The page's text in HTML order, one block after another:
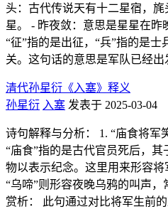
头：古代传说天有十二星宿，
星。 - 昨夜敛：意思是星星在昨
“征”指的是出征，“兵”指的是士
关。这句话的意思是军队已经出
清代孙星衍《入塞》释义
孙星衍 入塞 发表于 2025-03-04
诗句解释与分析： 1. “庙食将军
“庙食”指的是古代官员死后，
物以表示纪念。这里用来形容将
“乌啼”则形容夜晚乌鸦的叫声
赏析： 此句通过对比将军生前